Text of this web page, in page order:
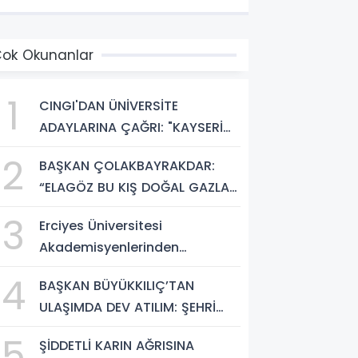
Okunanlar
1
CINGI'DAN ÜNİVERSİTE
ADAYLARINA ÇAĞRI: "KAYSERİ
HAYATI HEM DE PARLAK BİR
GELECEK SUNUYOR"
2
BAŞKAN ÇOLAKBAYRAKDAR:
“ELAGÖZ BU KIŞ DOĞAL GAZLA
DÖNÜŞÜM BAŞLIYOR!”
3
Erciyes Üniversitesi
Akademisyenlerinden
Disleksi Değerlendirmesinde
Yapay Zekâ Dönemi
4
BAŞKAN BÜYÜKKILIÇ’TAN
ULAŞIMDA DEV ATILIM: ŞEHRİ
ŞİDDETLİ KARIN AĞRISINA